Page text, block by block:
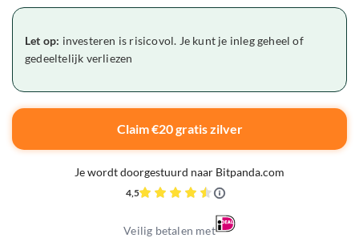
Let op: investeren is risicovol. Je kunt je inleg geheel of
gedeeltelijk verliezen
Claim €20 gratis zilver
Je wordt doorgestuurd naar Bitpanda.com
4,5
Veilig betalen met